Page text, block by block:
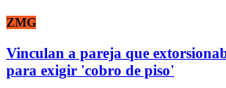
ZMG
Vinculan a pareja que
para exigir 'cobro de piso'